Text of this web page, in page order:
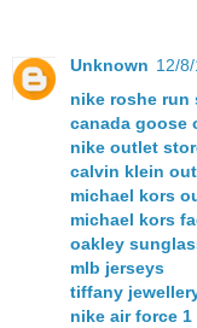
Unknown 12/
nike roshe run
canada goose
nike outlet
calvin klein
michael kors
michael kors
oakley
mlb jerseys
tiffany
nike air force 1